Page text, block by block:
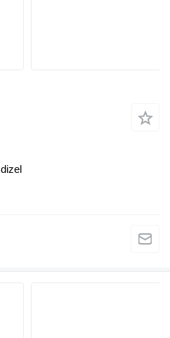
dizel